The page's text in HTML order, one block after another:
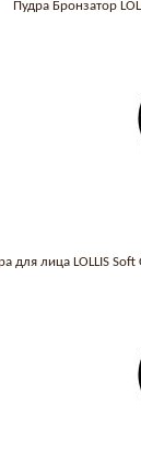
Пудра Бронзатор
для лица LOLLIS